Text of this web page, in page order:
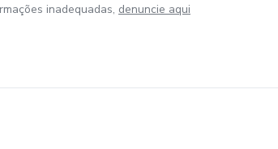
inadequadas, denuncie aqui